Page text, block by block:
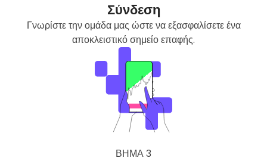
Σύνδεση
Γνωρίστε την ομάδα μας ώστε να εξασφαλίσετε ένα
αποκλειστικό σημείο επαφής.
ΒΉΜΑ 3